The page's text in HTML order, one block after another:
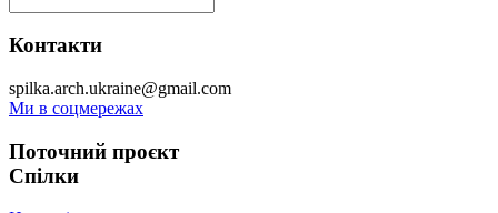
Контакти
spilka.arch.ukraine@gmail.com
Ми в соцмережах
Поточний проєкт
Спілки